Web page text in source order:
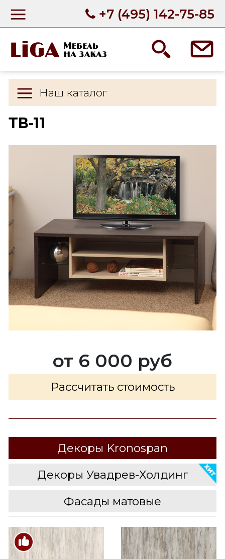
+7 (495) 142-75-85
Наш каталог
ТВ-11
от 6 000 руб
Рассчитать стоимость
Декоры Kronospan
Декоры Увадрев-Холдинг
Фасады матовые